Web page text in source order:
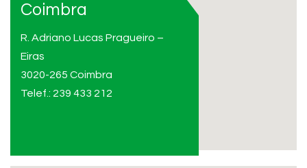
Coimbra
R. Adriano Lucas Pragueiro –
Eiras
3020-265 Coimbra
Telef.: 239 433 212